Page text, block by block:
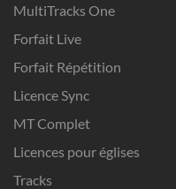
MultiTracks One
Forfait Live
Forfait Répétition
Licence Sync
MT Complet
Licences pour églises
Tracks